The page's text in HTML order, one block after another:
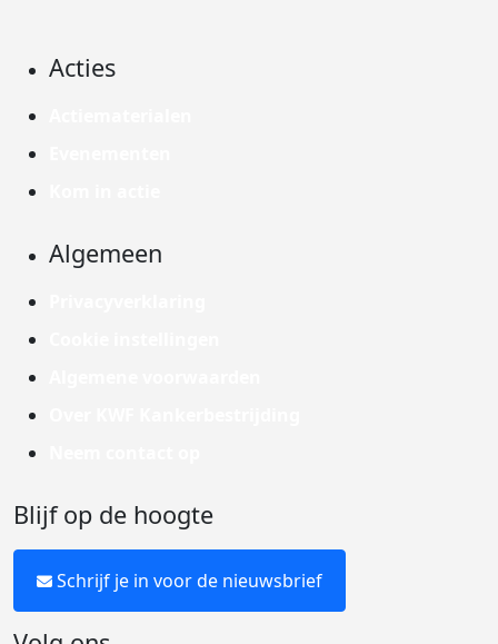
Acties
Algemeen
Blijf op de hoogte
Schrijf je in voor de nieuwsbrief